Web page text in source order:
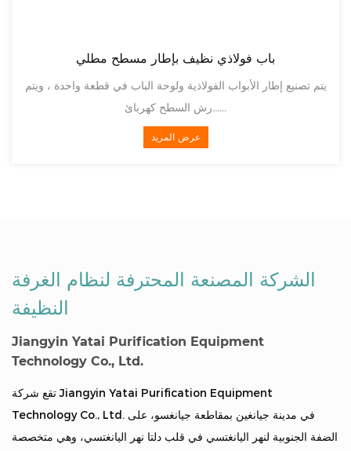
باب فولاذي نظيف بإطار مسطح مطلي
يتم تصنيع إطار الأبواب الفولاذية ولوحة الباب في قطعة
رش السطح كهربائ......
،
الشركة المصنعة المحترفة لنظام الغرفة
النظيفة
Jiangyin Yatai Purification Equipment
Technology Co., Ltd.
تقع شركة Jiangyin Yatai Purification Equipment
Technology Co., Ltd. في مدينة جيانغين بمقاطعة جيانغسو، على
الضفة الجنوبية لنهر اليانغتسي في قلب دلتا نهر اليانغتسي، وهي متخصصة